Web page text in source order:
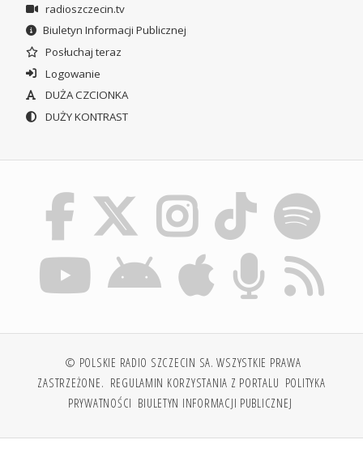
radioszczecin.tv
Biuletyn Informacji Publicznej
Posłuchaj teraz
Logowanie
DUŻA CZCIONKA
DUŻY KONTRAST
© POLSKIE RADIO SZCZECIN SA. WSZYSTKIE PRAWA
ZASTRZEŻONE. REGULAMIN KORZYSTANIA Z PORTALU POLITYKA
PRYWATNOŚCI BIULETYN INFORMACJI PUBLICZNEJ